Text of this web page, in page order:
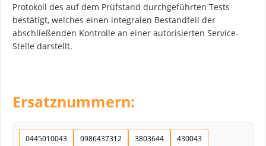
Protokoll des auf dem Prüfstand durchgeführten Tests
bestätigt, welches einen integralen Bestandteil der
abschließenden Kontrolle an einer autorisierten Service-
Stelle darstellt.
Ersatznummern:
0445010043 0986437312 3803644
430043